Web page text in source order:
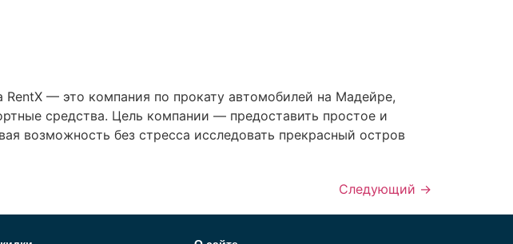
RentX — это компания по прокату автомобилей на Мадейре,
средства. Цель компании — предоставить простое и
возможность без стресса исследовать прекрасный остров
Следующий →